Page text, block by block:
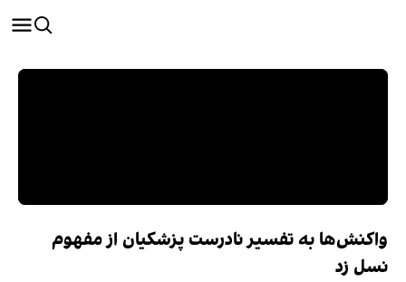
واکنش‌ها به تفسیر نادرست پزشکیان از مفهوم
نسل زد